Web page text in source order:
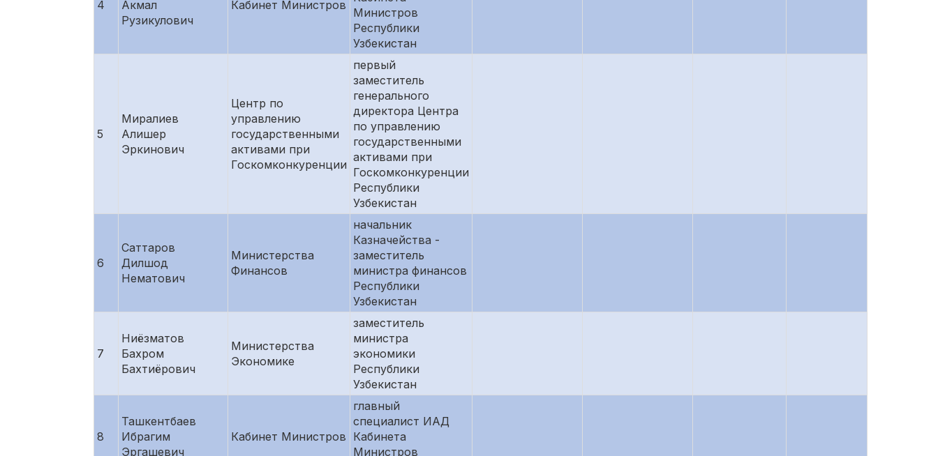
4
Акмал
Рузикулович
Кабинет Министров
Министров
Республики
Узбекистан
5
Миралиев
Алишер
Эркинович
Центр по
управлению
государственными
активами при
Госкомконкуренции
первый
заместитель
генерального
директора Центра
по управлению
государственными
активами при
Госкомконкуренции
Республики
Узбекистан
6
Саттаров
Дилшод
Нематович
Министерства
Финансов
начальник
Казначейства -
заместитель
министра финансов
Республики
Узбекистан
7
Ниёзматов
Бахром
Бахтиёрович
Министерства
Экономике
заместитель
министра
экономики
Республики
Узбекистан
8
Ташкентбаев
Ибрагим
Эргашевич
Кабинет Министров
главный
специалист ИАД
Кабинета
Министров